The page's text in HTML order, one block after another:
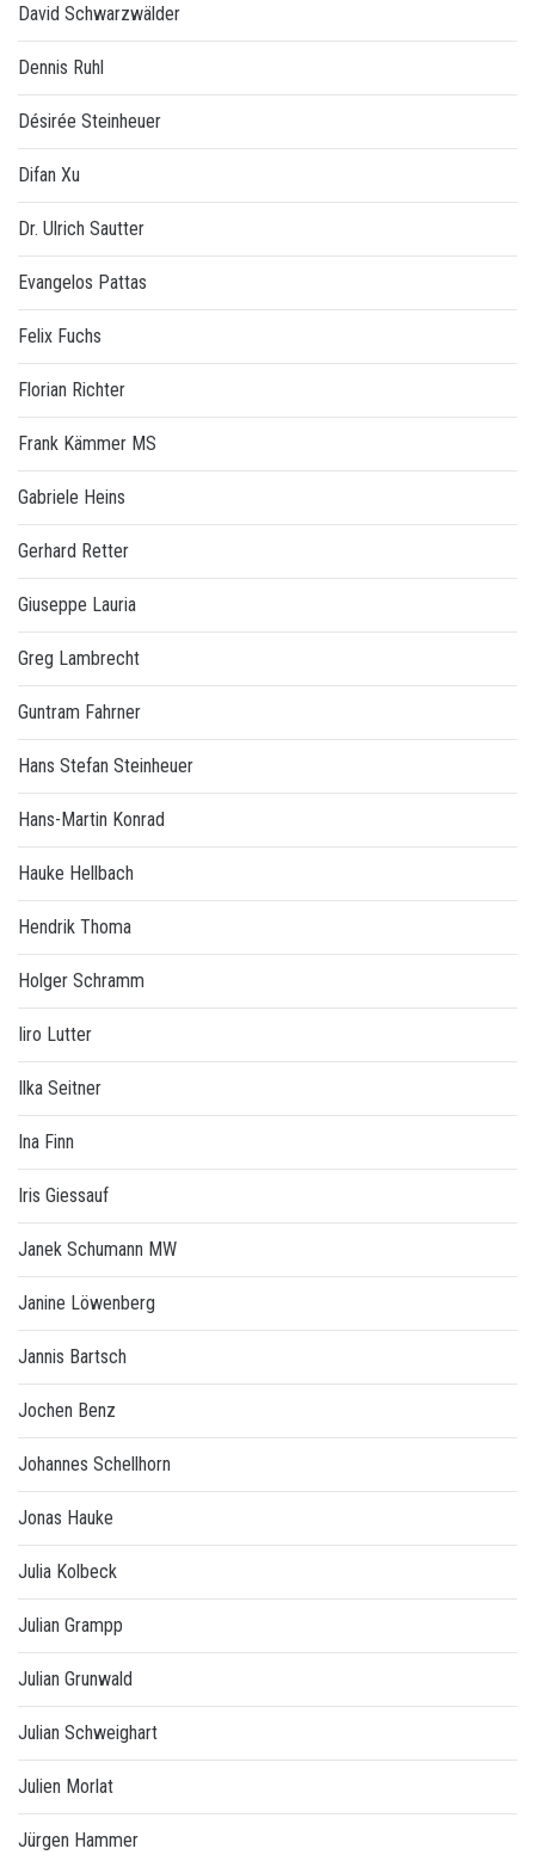
David Schwarzwälder
Dennis Ruhl
Désirée Steinheuer
Difan Xu
Dr. Ulrich Sautter
Evangelos Pattas
Felix Fuchs
Florian Richter
Frank Kämmer MS
Gabriele Heins
Gerhard Retter
Giuseppe Lauria
Greg Lambrecht
Guntram Fahrner
Hans Stefan Steinheuer
Hans-Martin Konrad
Hauke Hellbach
Hendrik Thoma
Holger Schramm
Iiro Lutter
Ilka Seitner
Ina Finn
Iris Giessauf
Janek Schumann MW
Janine Löwenberg
Jannis Bartsch
Jochen Benz
Johannes Schellhorn
Jonas Hauke
Julia Kolbeck
Julian Grampp
Julian Grunwald
Julian Schweighart
Julien Morlat
Jürgen Hammer